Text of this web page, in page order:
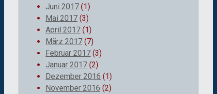
Juni 2017 (1)
Mai 2017 (3)
April 2017 (1)
März 2017 (7)
Februar 2017 (3)
Januar 2017 (2)
Dezember 2016 (1)
November 2016 (2)